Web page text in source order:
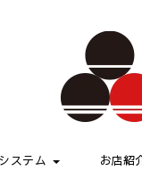
システム お店紹